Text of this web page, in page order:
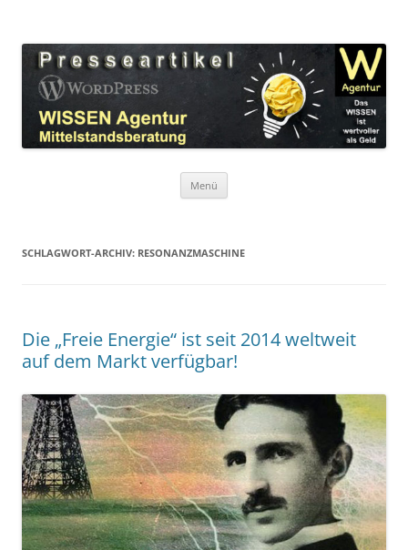
Agentur
Menü
SCHLAGWORT-ARCHIV: RESONANZMASCHINE
Die „Freie Energie“ ist seit 2014 weltweit
auf dem Markt verfügbar!